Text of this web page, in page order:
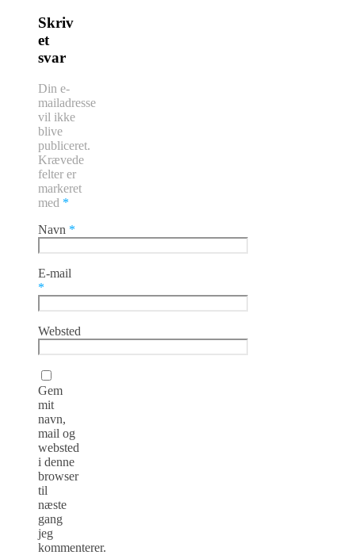
Skriv
et
svar
Din e-
mailadresse
vil ikke
blive
publiceret.
Krævede
felter er
markeret
med *
Navn *
E-mail
*
Websted
Gem
mit
navn,
mail og
websted
i denne
browser
til
næste
gang
jeg
kommenterer.